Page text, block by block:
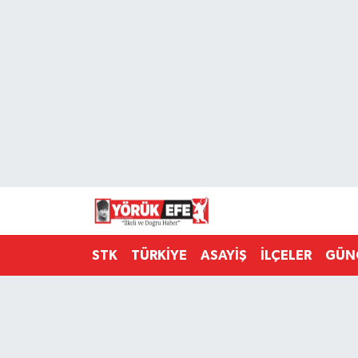
STK TÜRKİYE ASAYİŞ İLÇELER
Süper Lig Puan Durumu ve Fikstür
Tüm Manşetler